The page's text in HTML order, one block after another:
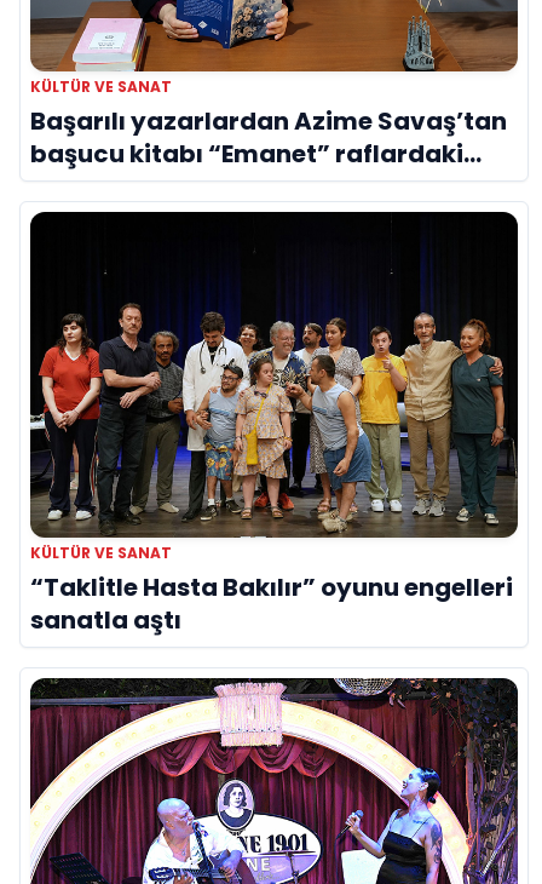
KÜLTÜR VE SANAT
Başarılı yazarlardan Azime Savaş’tan
başucu kitabı “Emanet” raflardaki
yerini aldı
KÜLTÜR VE SANAT
“Taklitle Hasta Bakılır” oyunu engelleri
sanatla aştı